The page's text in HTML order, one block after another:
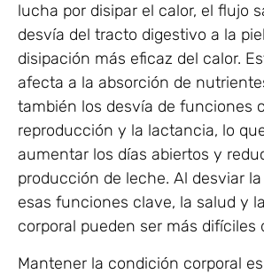
lucha por disipar el calor, el flujo
desvía del tracto digestivo a la
disipación más eficaz del calor.
afecta a la absorción de
también los desvía de funciones
reproducción y la lactancia, lo
aumentar los días abiertos y
producción de leche. Al desviar
esas funciones clave, la salud y
corporal pueden ser más difíciles
Mantener la condición corporal